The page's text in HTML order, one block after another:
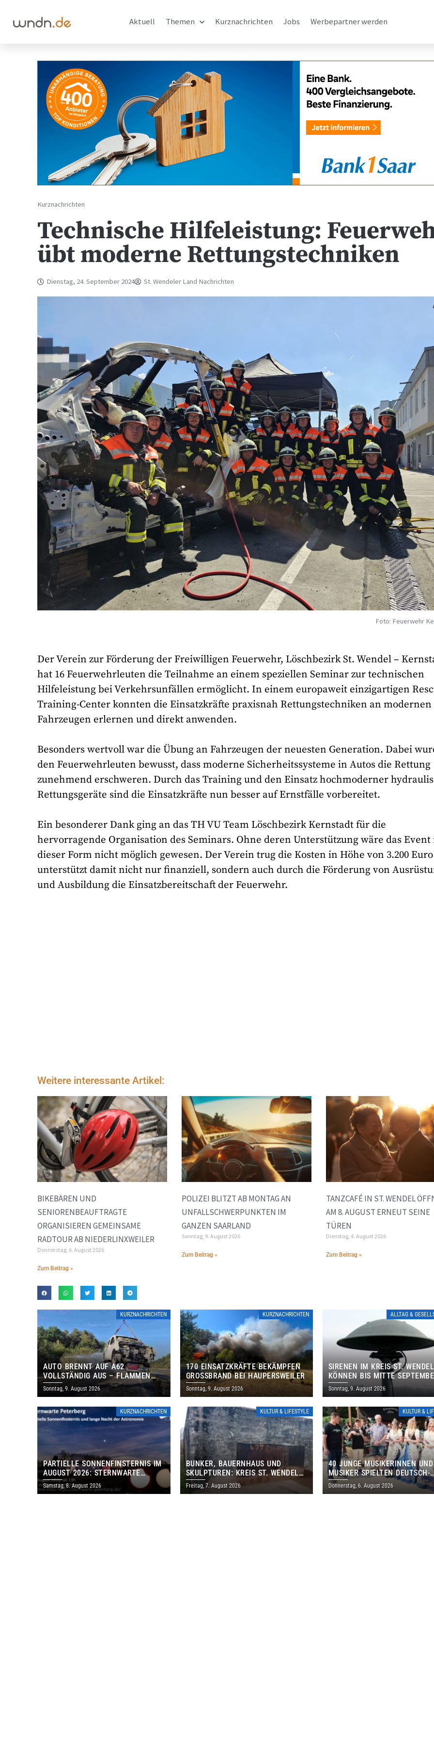
Aktuell Themen Kurznachrichten Jobs Werbepartner werden
Kurznachrichten
Technische Hilfeleistung:
übt moderne Rettungstechniken
Dienstag, 24. September 2024 St. Wendeler Land Nachrichten
Foto: Feuerwehr
Der Verein zur Förderung der Freiwilligen Feuerwehr, Löschbezirk St. Wendel –
hat 16 Feuerwehrleuten die Teilnahme an einem speziellen Seminar zur technischen
Hilfeleistung bei Verkehrsunfällen ermöglicht. In einem europaweit einzigartigen
Training-Center konnten die Einsatzkräfte praxisnah Rettungstechniken an modernen
Fahrzeugen erlernen und direkt anwenden.
Besonders wertvoll war die Übung an Fahrzeugen der neuesten Generation. Dabei
den Feuerwehrleuten bewusst, dass moderne Sicherheitssysteme in Autos die Rettung
zunehmend erschweren. Durch das Training und den Einsatz hochmoderner
Rettungsgeräte sind die Einsatzkräfte nun besser auf Ernstfälle vorbereitet.
Ein besonderer Dank ging an das TH VU Team Löschbezirk Kernstadt für die
hervorragende Organisation des Seminars. Ohne deren Unterstützung wäre das Event
dieser Form nicht möglich gewesen. Der Verein trug die Kosten in Höhe von 3.200
unterstützt damit nicht nur finanziell, sondern auch durch die Förderung von
und Ausbildung die Einsatzbereitschaft der Feuerwehr.
Weitere interessante Artikel:
BIKEBÄREN UND
SENIORENBEAUFTRAGTE
ORGANISIEREN GEMEINSAME
RADTOUR AB NIEDERLINXWEILER
Donnerstag, 6. August 2026
Zum Beitrag »
POLIZEI BLITZT AB MONTAG AN
UNFALLSCHWERPUNKTEN IM
GANZEN SAARLAND
Sonntag, 9. August 2026
Zum Beitrag »
TANZCAFÉ IN ST. WENDEL
AM 8. AUGUST ERNEUT SEINE
TÜREN
Dienstag, 4. August 2026
Zum Beitrag »
KURZNACHRICHTEN
AUTO BRENNT AUF A62
VOLLSTÄNDIG AUS – FLAMMEN
GREIFEN AUF BÖSCHUNG ÜBER
Sonntag, 9. August 2026
KURZNACHRICHTEN
170 EINSATZKRÄFTE BEKÄMPFEN
GROSSBRAND BEI HAUPERSWEILER
Sonntag, 9. August 2026
ALLTAG &
SIRENEN IM KREIS ST. WENDEL
KÖNNEN BIS MITTE
AUSSERPLANMÄSSIG HEULEN
Sonntag, 9. August 2026
KURZNACHRICHTEN
PARTIELLE SONNENFINSTERNIS IM
AUGUST 2026: STERNWARTE
PETERBERG ÖFFNET KOSTENLOS
IHRE TORE
Samstag, 8. August 2026
KULTUR & LIFESTYLE
BUNKER, BAUERNHAUS UND
SKULPTUREN: KREIS ST. WENDEL
LÄDT ZUM TAG DES OFFENEN
DENKMALS EIN
Freitag, 7. August 2026
KULTUR &
40 JUNGE MUSIKERINNEN UND
MUSIKER SPIELTEN DEUTSCH-
BRASILIANISCHES
THOLEY
Donnerstag, 6. August 2026